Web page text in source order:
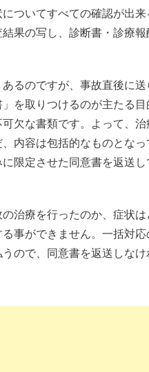
ついてすべての確認が出
果の写し、診断書・診療
あるのですが、事故直後に
を取りつけるのが主たる
欠な書類です。よって、
内容は包括的なものとな
限定させた同意書を返送
治療を行ったのか、症状
事ができません。一括対
ので、同意書を返送しな